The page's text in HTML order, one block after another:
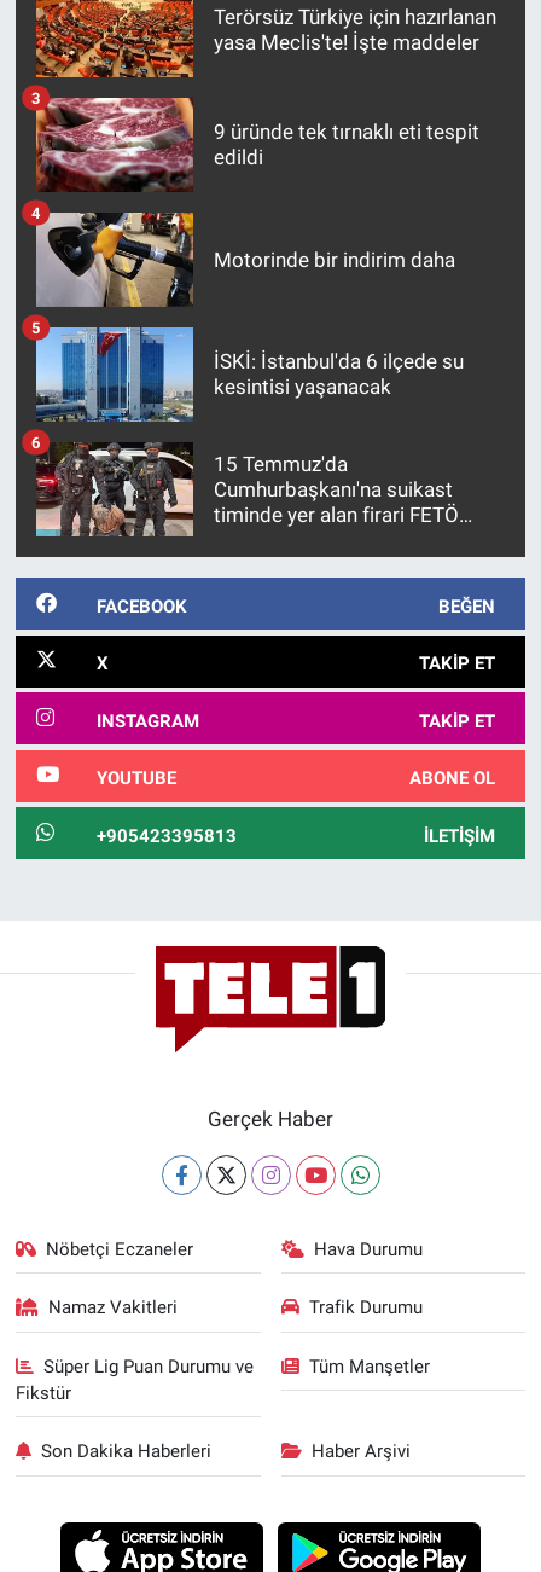
Terörsüz Türkiye için hazırlanan
yasa Meclis'te! İşte maddeler
9 üründe tek tırnaklı eti tespit
edildi
3
Motorinde bir indirim daha
4
İSKİ: İstanbul'da 6 ilçede su
kesintisi yaşanacak
5
15 Temmuz'da
Cumhurbaşkanı'na suikast
timinde yer alan firari FETÖ
yakalandı
6
FACEBOOK BEĞEN
X TAKIP ET
INSTAGRAM TAKIP ET
YOUTUBE ABONE OL
+905423395813 İLETIŞIM
Gerçek Haber
Nöbetçi Eczaneler Hava Durumu
Namaz Vakitleri Trafik Durumu
Süper Lig Puan Durumu ve
Fikstür
Tüm Manşetler
Son Dakika Haberleri Haber Arşivi